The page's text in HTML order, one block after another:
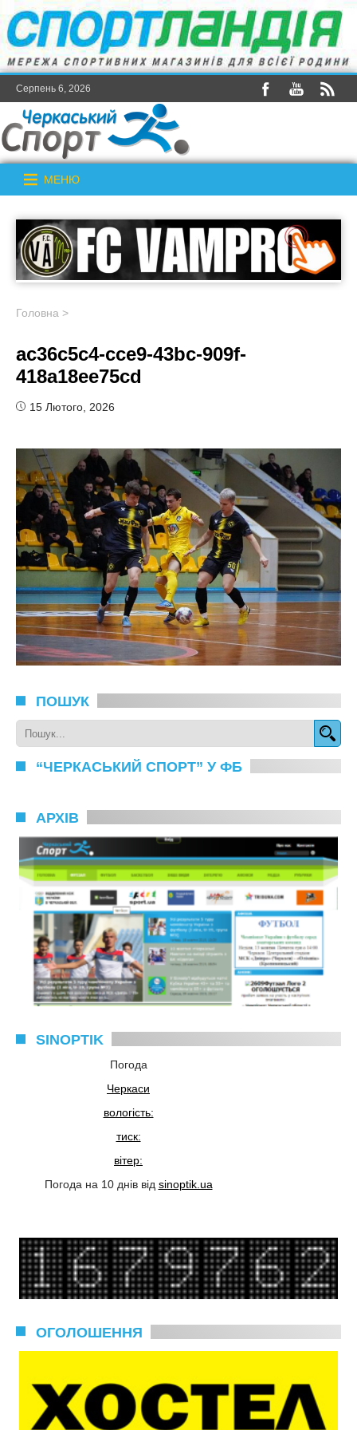
Серпень 6, 2026
МЕНЮ
Головна >
ac36c5c4-cce9-43bc-909f-
418a18ee75cd
15 Лютого, 2026
ПОШУК
“ЧЕРКАСЬКИЙ СПОРТ” У ФБ
АРХІВ
SINOPTIK
Погода
Черкаси
вологість:
тиск:
вітер:
Погода на 10 днів від sinoptik.ua
ОГОЛОШЕННЯ